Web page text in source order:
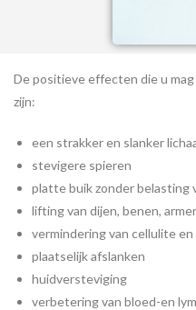
De positieve effecten die u
zijn:
een strakker en slanker
stevigere spieren
platte buik zonder belasting
lifting van dijen, benen,
vermindering van cellulite
plaatselijk afslanken
huidversteviging
verbetering van bloed-en